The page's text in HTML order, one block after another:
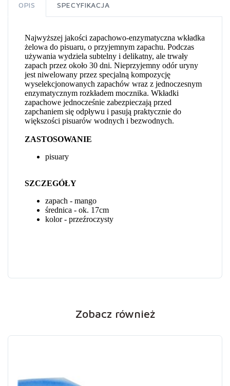
OPIS SPECYFIKACJA
Zobacz również